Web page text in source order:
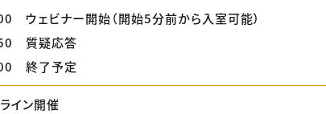
ウェビナー開始（開始5分前から入室可能）
質疑応答
終了予定
イン開催